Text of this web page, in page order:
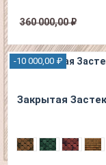
360 000,00 ₽
-10 000,00 ₽
Закрытая